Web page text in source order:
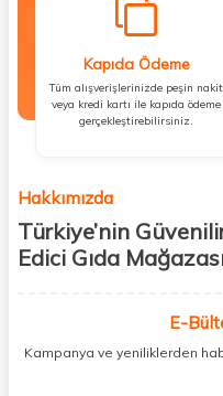
Kapıda Ödeme
Tüm alışverişlerinizde peşin nakit
veya kredi kartı ile kapıda ödeme
gerçekleştirebilirsiniz.
Hakkımızda
Türkiye’nin
Edici Gıda
kişisel bakım hem de takviye
buluşturuyoruz. Artık mağaza
ihtiyacınız olan her şeyi tek bir
E-
Kampanya ve yeniliklerden